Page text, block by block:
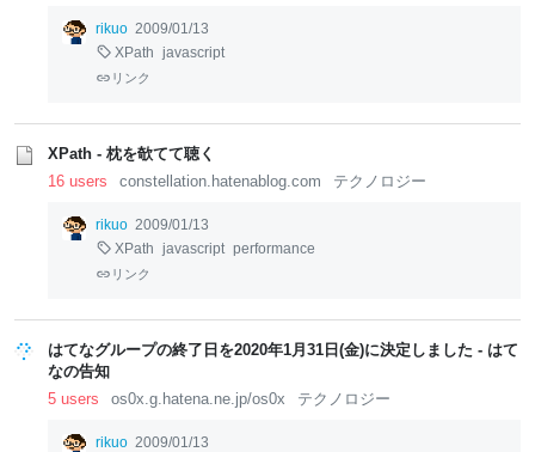
rikuo 2009/01/13
XPath javascript
リンク
XPath - 枕を欹てて聴く
16 users
constellation.hatenablog.com テクノロジー
rikuo 2009/01/13
XPath javascript performance
リンク
はてなグループの終了日を2020年1月31日(金)に決定しました - はて
なの告知
5 users
os0x.g.hatena.ne.jp/os0x テクノロジー
rikuo 2009/01/13